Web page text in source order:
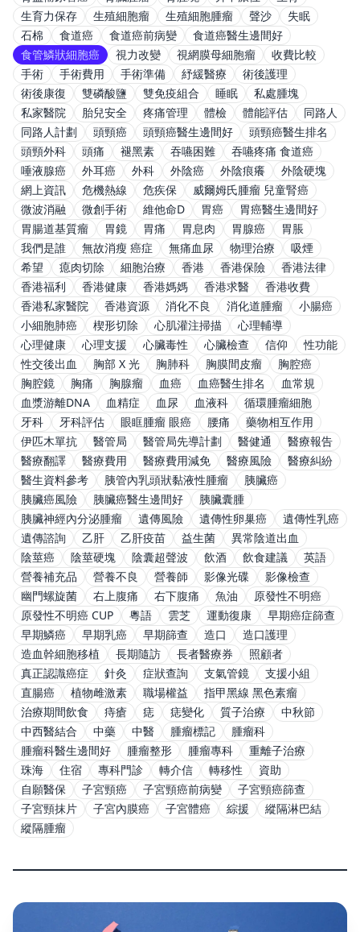
生育力保存
生殖細胞瘤 生殖細胞腫瘤 聲沙
失眠
石棉
食道癌 食道癌前病變
食道癌醫生邊間好
食管鱗狀細胞癌
視力改變 視網膜母細胞瘤
收費比較
手術
手術費用 手術準備 紓緩醫療
術後護理
術後康復
雙磷酸鹽 雙免疫組合 睡眠
私處腫塊
私家醫院
胎兒安全 疼痛管理 體檢 體能評估
同路人
同路人計劃
頭頸癌 頭頸癌醫生邊間好
頭頸癌醫生排名
頭頸外科
頭痛 褪黑素 吞嚥困難
吞嚥疼痛 食道癌
唾液腺癌
外耳癌 外科 外陰癌 外陰痕癢
外陰硬塊
網上資訊
危機熱線 危疾保
威爾姆氏腫瘤 兒童腎癌
微波消融
微創手術 維他命D 胃癌
胃癌醫生邊間好
胃腸道基質瘤
胃鏡 胃痛 胃息肉 胃腺癌
胃脹
我們是誰
無故消瘦 癌症 無痛血尿 物理治療
吸煙
希望
瘜肉切除 細胞治療 香港 香港保險
香港法律
香港福利
香港健康 香港媽媽 香港求醫
香港收費
香港私家醫院
香港資源 消化不良 消化道腫瘤
小腸癌
小細胞肺癌
楔形切除 心肌灌注掃描
心理輔導
心理健康
心理支援 心臟毒性 心臟檢查 信仰
性功能
性交後出血
胸部 X 光 胸肺科 胸膜間皮瘤
胸腔癌
胸腔鏡
胸痛 胸腺瘤 血癌 血癌醫生排名
血常規
血漿游離DNA
血精症 血尿 血液科
循環腫瘤細胞
牙科
牙科評估 眼眶腫瘤 眼癌 腰痛
藥物相互作用
伊匹木單抗
醫管局 醫管局先導計劃 醫健通
醫療報告
醫療翻譯
醫療費用 醫療費用減免 醫療風險
醫療糾紛
醫生資料參考
胰管內乳頭狀黏液性腫瘤
胰臟癌
胰臟癌風險
胰臟癌醫生邊間好
胰臟囊腫
胰臟神經內分泌腫瘤
遺傳風險 遺傳性卵巢癌
遺傳性乳癌
遺傳諮詢
乙肝 乙肝疫苗 益生菌
異常陰道出血
陰莖癌
陰莖硬塊 陰囊超聲波 飲酒 飲食建議
英語
營養補充品
營養不良 營養師 影像光碟
影像檢查
幽門螺旋菌
右上腹痛 右下腹痛 魚油
原發性不明癌
原發性不明癌 CUP
粵語 雲芝 運動復康
早期癌症篩查
早期鱗癌
早期乳癌 早期篩查 造口
造口護理
造血幹細胞移植
長期隨訪 長者醫療券
照顧者
真正認識癌症
針灸 症狀查詢 支氣管鏡
支援小組
直腸癌
植物雌激素 職場權益
指甲黑線 黑色素瘤
治療期間飲食
痔瘡 痣 痣變化 質子治療
中秋節
中西醫結合
中藥 中醫 腫瘤標記
腫瘤科
腫瘤科醫生邊間好
腫瘤整形 腫瘤專科
重離子治療
珠海
住宿 專科門診 轉介信 轉移性
資助
自願醫保
子宮頸癌 子宮頸癌前病變
子宮頸癌篩查
子宮頸抹片
子宮內膜癌 子宮體癌 綜援
縱隔淋巴結
縱隔腫瘤